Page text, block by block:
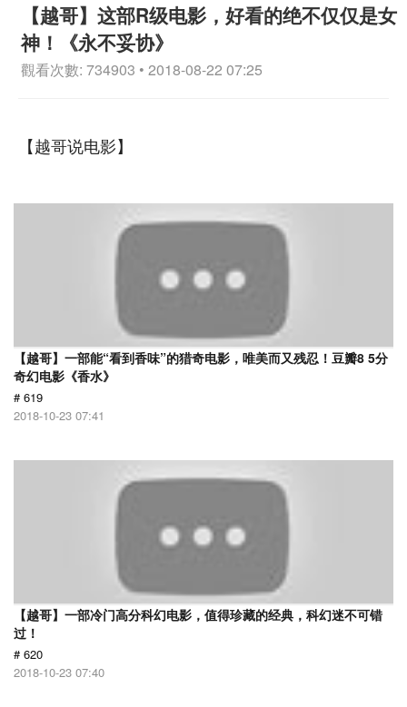
【越哥】这部R级电影，好看的绝不仅仅是女
神！《永不妥协》
觀看次數: 734903 • 2018-08-22 07:25
【越哥说电影】
【越哥】一部能“看到香味”的猎奇电影，唯美而又残忍！豆瓣8 5分
奇幻电影《香水》
# 619
2018-10-23 07:41
【越哥】一部冷门高分科幻电影，值得珍藏的经典，科幻迷不可错
过！
# 620
2018-10-23 07:40